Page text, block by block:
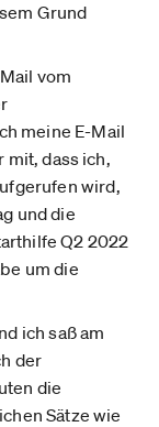
Grund
vom
meine E-Mail
dass ich,
wird,
und die
Q2 2022
um die
ich saß am
der
die
Sätze wie